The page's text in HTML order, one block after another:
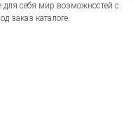
для себя мир возможностей с
заказ каталоге.